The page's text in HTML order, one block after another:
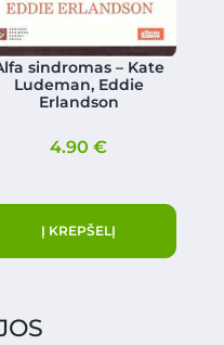
sindromas – Kate
Ludeman, Eddie
Erlandson
4.90€
Į KREPŠELĮ